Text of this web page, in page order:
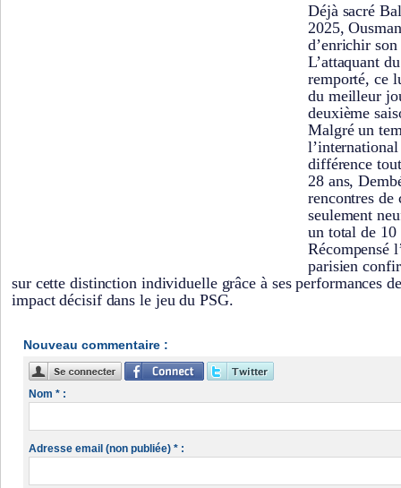
Déjà sacré
2025,
d’enrichir
L’attaquant
remporté, ce
du meilleur
deuxième
Malgré un
différence
28 ans,
rencontres de
seulement
un total de
Récompensé
parisien
sur cette distinction individuelle grâce à ses performances
impact décisif dans le jeu du PSG.
Nouveau commentaire :
Nom * :
Adresse email (non publiée) * :